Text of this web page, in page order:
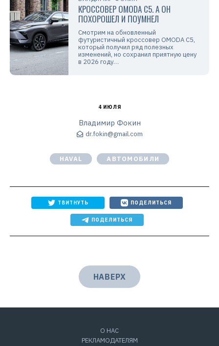
КРОССОВЕР OMODA C5. А ОН
ПОХОРОШЕЛ И ПОУМНЕЛ
Смотрим на обновленный
футуристичный кроссовер OMODA C5,
который получил ряд полезных
изменений, но сохранил приятную цену
в 2026 году…
4 ИЮЛЯ
Владимир Фокин
dr.fokin@gmail.com
HAVAL АВТОМОБИЛИ
ТВИТНУТЬ ПОДЕЛИТЬСЯ
ПОДЕЛИТЬСЯ
НАВЕРХ
О НАС
РЕКЛАМОДАТЕЛЯМ